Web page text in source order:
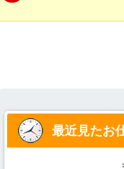
最近見たお